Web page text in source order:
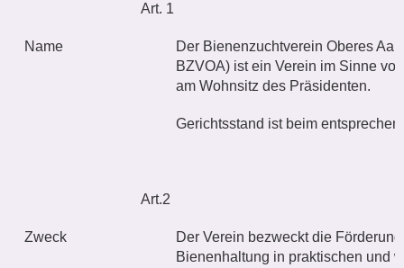
Art. 1
Name
Der Bienenzuchtverein Oberes
BZVOA) ist ein Verein im Sinne
am Wohnsitz des Präsidenten.
Gerichtsstand ist beim
Art.2
Zweck
Der Verein bezweckt die
Bienenhaltung in praktischen und